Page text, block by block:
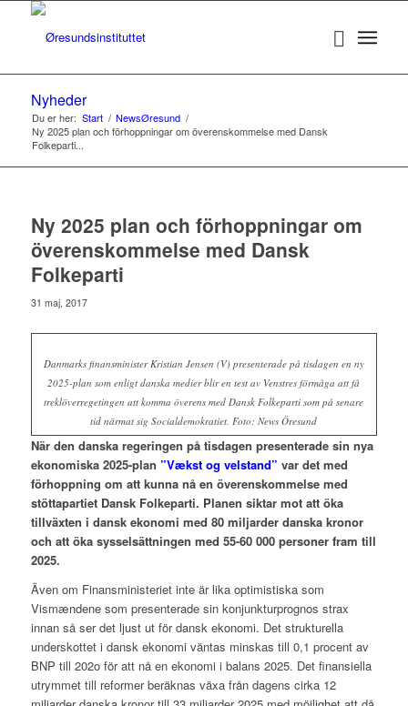
Nyheder
Du er her: Start / NewsØresund /
Ny 2025 plan och förhoppningar om överenskommelse med Dansk
Folkeparti...
Ny 2025 plan och förhoppningar om
överenskommelse med Dansk
Folkeparti
31 maj, 2017
Danmarks finansminister Kristian Jensen (V) presenterade på tisdagen en ny
2025-plan som enligt danska medier blir en test av Venstres förmåga att få
treklöverregetingen att komma överens med Dansk Folkeparti som på senare
tid närmat sig Socialdemokratiet. Foto: News Öresund
När den danska regeringen på tisdagen presenterade sin nya
ekonomiska 2025-plan ”Vækst og velstand” var det med
förhoppning om att kunna nå en överenskommelse med
stöttapartiet Dansk Folkeparti. Planen siktar mot att öka
tillväxten i dansk ekonomi med 80 miljarder danska kronor
och att öka sysselsättningen med 55-60 000 personer fram till
2025.
Även om Finansministeriet inte är lika optimistiska som
Vismændene som presenterade sin konjunkturprognos strax
innan så ser det ljust ut för dansk ekonomi. Det strukturella
underskottet i dansk ekonomi väntas minskas till 0,1 procent av
BNP till 202o för att nå en ekonomi i balans 2025. Det finansiella
utrymmet till reformer beräknas växa från dagens cirka 12